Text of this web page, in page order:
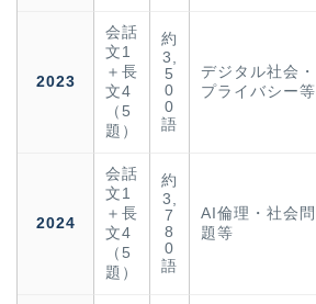
2023
会話
文1
＋長
文4
（5
題）
約
3,
5
0
0
語
デジタル社会・
プライバシー等
2024
会話
文1
＋長
文4
（5
題）
約
3,
7
8
0
語
AI倫理・社会問
題等